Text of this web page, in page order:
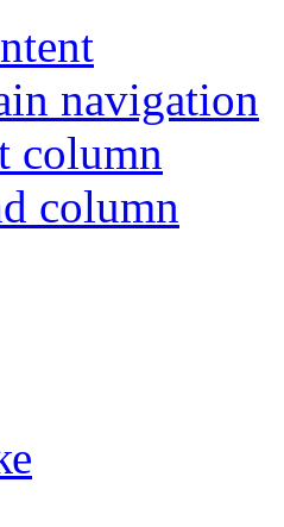
navigation
column
column